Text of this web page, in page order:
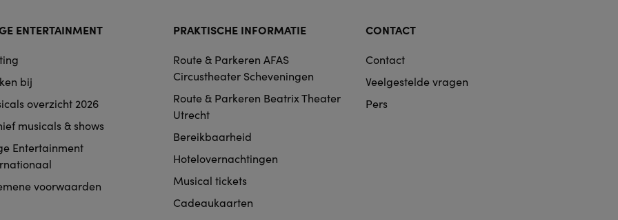
ENTERTAINMENT
bij
overzicht 2026
musicals & shows
Entertainment
voorwaarden
PRAKTISCHE INFORMATIE
Route & Parkeren AFAS
Circustheater Scheveningen
Route & Parkeren Beatrix Theater
Utrecht
Bereikbaarheid
Hotelovernachtingen
Musical tickets
Cadeaukaarten
CONTACT
Contact
Veelgestelde vragen
Pers